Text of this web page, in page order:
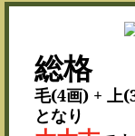
総格
毛(4画) + 上
となり